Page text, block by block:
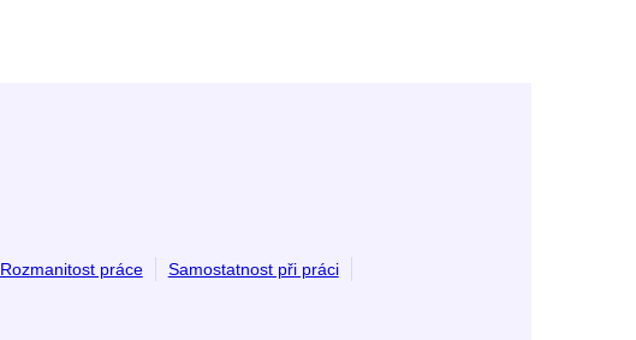
Rozmanitost práce
Samostatnost při práci